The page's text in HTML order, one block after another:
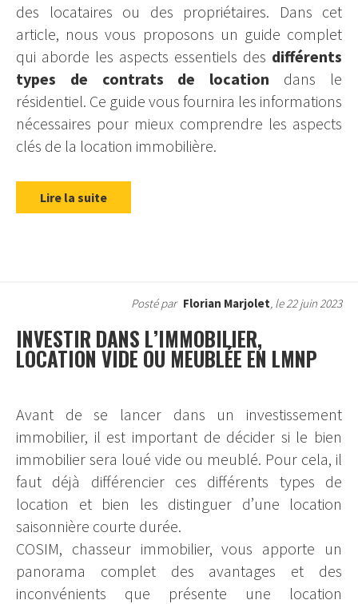
des locataires ou des propriétaires. Dans cet
article, nous vous proposons un guide complet
qui aborde les aspects essentiels des différents
types de contrats de location dans le
résidentiel. Ce guide vous fournira les informations
nécessaires pour mieux comprendre les aspects
clés de la location immobilière.
Lire la suite
Posté par Florian Marjolet, le 22 juin 2023
INVESTIR DANS L’IMMOBILIER,
LOCATION VIDE OU MEUBLÉE EN LMNP
Avant de se lancer dans un investissement
immobilier, il est important de décider si le bien
immobilier sera loué vide ou meublé. Pour cela, il
faut déjà différencier ces différents types de
location et bien les distinguer d’une location
saisonnière courte durée.
COSIM, chasseur immobilier, vous apporte un
panorama complet des avantages et des
inconvénients que présente une location